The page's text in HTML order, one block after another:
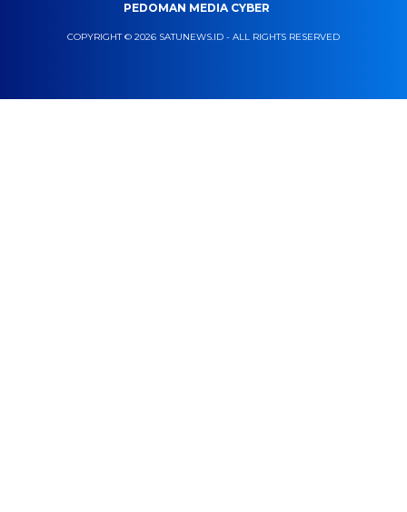
PEDOMAN MEDIA CYBER
COPYRIGHT © 2026 SATUNEWS.ID - ALL RIGHTS RESERVED